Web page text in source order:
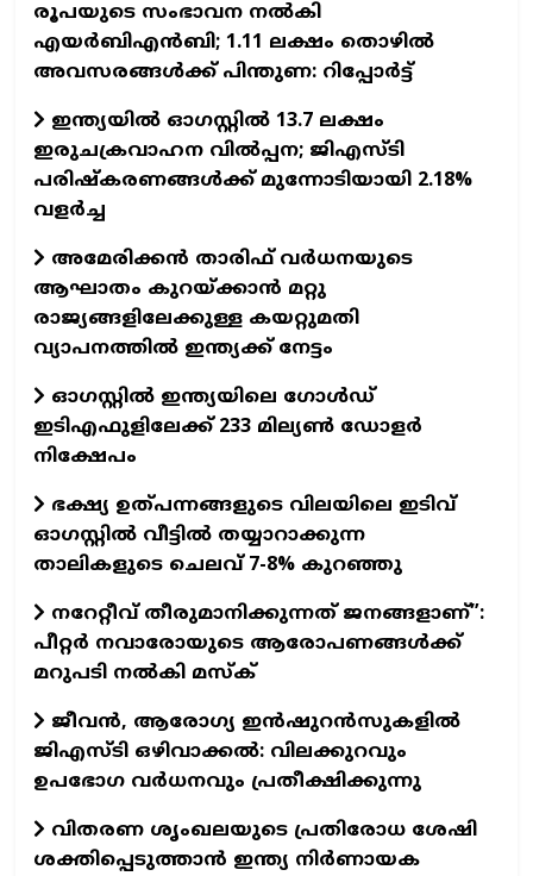
രൂപയുടെ സംഭാവന നൽകി
എയർബിഎൻബി; 1.11 ലക്ഷം തൊഴിൽ
അവസരങ്ങൾക്ക് പിന്തുണ: റിപ്പോർട്ട്
ഇന്ത്യയിൽ ഓഗസ്റ്റിൽ 13.7 ലക്ഷം
ഇരുചക്രവാഹന വിൽപ്പന; ജിഎസ്ടി
പരിഷ്കരണങ്ങൾക്ക് മുന്നോടിയായി 2.18%
വളർച്ച
അമേരിക്കൻ താരിഫ് വർധനയുടെ
ആഘാതം കുറയ്ക്കാൻ മറ്റു
രാജ്യങ്ങളിലേക്കുള്ള കയറ്റുമതി
വ്യാപനത്തിൽ ഇന്ത്യക്ക് നേട്ടം
ഓഗസ്റ്റിൽ ഇന്ത്യയിലെ ഗോൾഡ്
ഇടിഎഫുളിലേക്ക് 233 മില്യൺ ഡോളർ
നിക്ഷേപം
ഭക്ഷ്യ ഉത്പന്നങ്ങളുടെ വിലയിലെ ഇടിവ്
ഓഗസ്റ്റിൽ വീട്ടിൽ തയ്യാറാക്കുന്ന
താലികളുടെ ചെലവ് 7-8% കുറഞ്ഞു
നറേറ്റീവ് തീരുമാനിക്കുന്നത് ജനങ്ങളാണ്”:
പീറ്റർ നവാരോയുടെ ആരോപണങ്ങൾക്ക്
മറുപടി നൽകി മസ്ക്
ജീവൻ, ആരോഗ്യ ഇൻഷുറൻസുകളിൽ
ജിഎസ്ടി ഒഴിവാക്കൽ: വിലക്കുറവും
ഉപഭോഗ വർധനവും പ്രതീക്ഷിക്കുന്നു
വിതരണ ശൃംഖലയുടെ പ്രതിരോധ ശേഷി
ശക്തിപ്പെടുത്താൻ ഇന്ത്യ നിർണായക